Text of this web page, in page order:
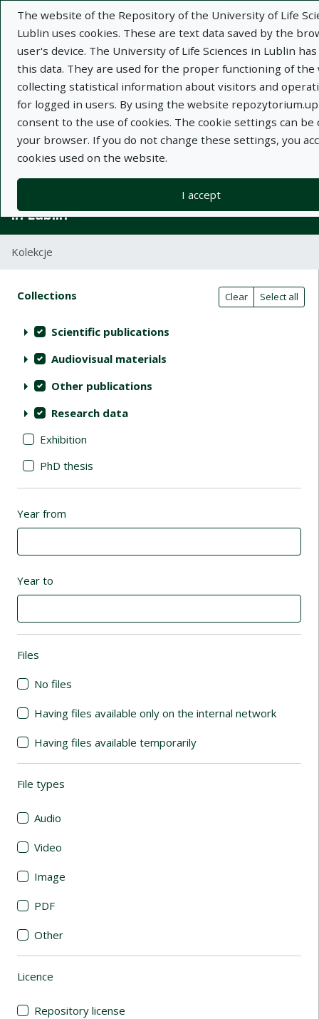
The website of the Repository of the University of Life
Lublin uses cookies. These are text data saved by the
user's device. The University of Life Sciences in Lublin has
this data. They are used for the proper functioning of the
collecting statistical information about visitors and
for logged in users. By using the website
consent to the use of cookies. The cookie settings can be
your browser. If you do not change these settings, you
cookies used on the website.
I accept
Repository of University of Life Sciences
in Lublin
Kolekcje
Search filters (automatic content
Actions on collections Clear Select all
Collections (automatic content reloading)
Scientific publications
Audiovisual materials
Other publications
Research data
Exhibition
PhD thesis
Year from
Year to
Files
No files
Having files available only on the internal network
Having files available temporarily
File types
Audio
Video
Image
PDF
Other
Licence
Repository license